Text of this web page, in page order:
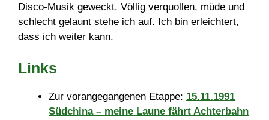
Disco-Musik geweckt. Völlig verquollen, müde und
schlecht gelaunt stehe ich auf. Ich bin erleichtert,
dass ich weiter kann.
Links
Zur vorangegangenen Etappe: 15.11.1991
Südchina – meine Laune fährt Achterbahn